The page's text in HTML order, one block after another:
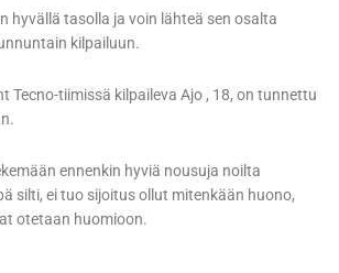
hyvällä tasolla ja voin lähteä sen osalta
kilpailuun.
Tecno-tiimissä kilpaileva Ajo , 18, on tunnettu
ennenkin hyviä nousuja noilta
silti, ei tuo sijoitus ollut mitenkään huono,
otetaan huomioon.